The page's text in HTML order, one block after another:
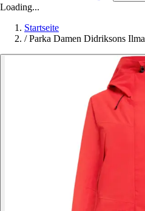
Loading...
Startseite
/ Parka Damen Didriksons Ilma